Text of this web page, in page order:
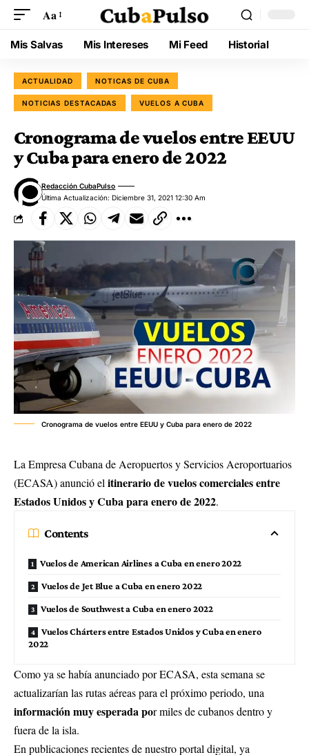
Aa
Mis Salvas Mis Intereses Mi Feed Historial
ACTUALIDAD NOTICAS DE CUBA
NOTICIAS DESTACADAS VUELOS A CUBA
Cronograma de vuelos entre EEUU
y Cuba para enero de 2022
Última Actualización: Diciembre 31, 2021 12:30 Am
Redacción CubaPulso
Cronograma de vuelos entre EEUU y Cuba para enero de 2022
La Empresa Cubana de Aeropuertos y Servicios Aeroportuarios
(ECASA) anunció el itinerario de vuelos comerciales entre
Estados Unidos y Cuba para enero de 2022.
Contents
Vuelos de American Airlines a Cuba en enero 2022
Vuelos de Jet Blue a Cuba en enero 2022
Vuelos de Southwest a Cuba en enero 2022
Vuelos Chárters entre Estados Unidos y Cuba en enero
2022
Como ya se había anunciado por ECASA, esta semana se
actualizarían las rutas aéreas para el próximo periodo, una
información muy esperada por miles de cubanos dentro y
fuera de la isla.
En publicaciones recientes de nuestro portal digital, ya